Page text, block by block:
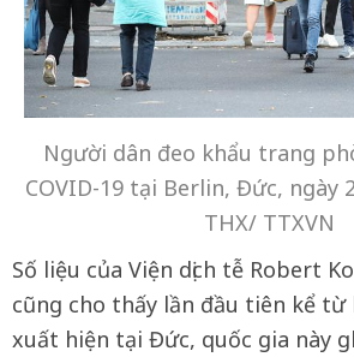
Người dân đeo khẩu trang
COVID-19 tại Berlin, Đức, ngày
THX/ TTXVN
Số liệu của Viện dịch tễ Robert
cũng cho thấy lần đầu tiên kể từ
xuất hiện tại Đức, quốc gia này